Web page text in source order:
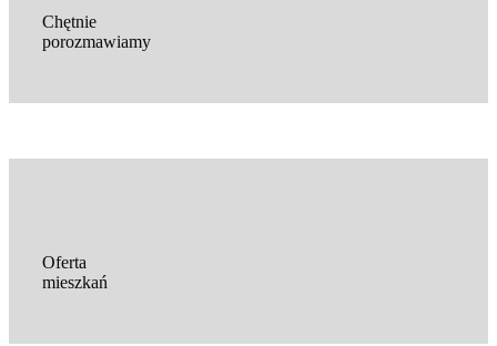
Chętnie
porozmawiamy
Oferta
mieszkań